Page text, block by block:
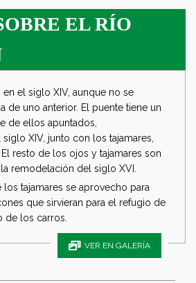
EL RÍO
en el siglo XIV, aunque no se
de uno anterior. El puente tiene un
de ellos apuntados,
XIV, junto con los tajamares,
resto de los ojos y tajamares son
remodelación del siglo XVI.
tajamares se aprovecho para
que sirvieran para el refugio de
de los carros.
VER EN GALERÍA